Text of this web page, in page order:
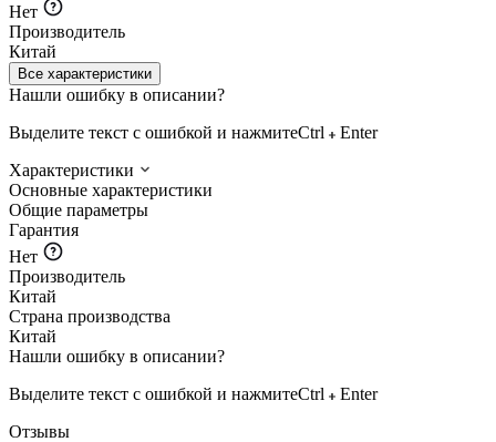
Нет
Производитель
Китай
Все характеристики
Нашли ошибку в описании?
Выделите текст с ошибкой и нажмитеCtrl
Enter
Характеристики
Основные характеристики
Общие параметры
Гарантия
Нет
Производитель
Китай
Страна производства
Китай
Нашли ошибку в описании?
Выделите текст с ошибкой и нажмитеCtrl
Enter
Отзывы